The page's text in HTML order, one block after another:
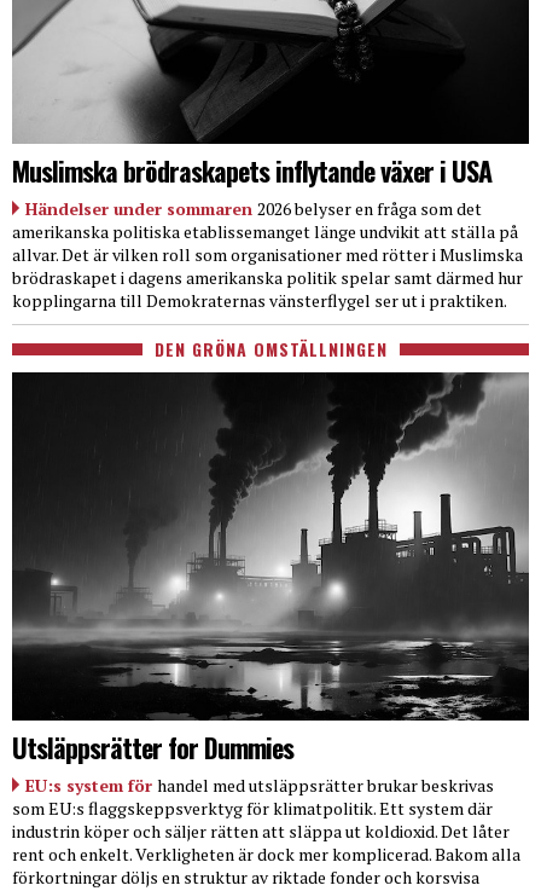
Muslimska brödraskapets inflytande växer i USA
Händelser under sommaren 2026 belyser en fråga som det
amerikanska politiska etablissemanget länge undvikit att ställa på
allvar. Det är vilken roll som organisationer med rötter i Muslimska
brödraskapet i dagens amerikanska politik spelar samt därmed hur
kopplingarna till Demokraternas vänsterflygel ser ut i praktiken.
DEN GRÖNA OMSTÄLLNINGEN
Utsläppsrätter for Dummies
EU:s system för handel med utsläppsrätter brukar beskrivas
som EU:s flaggskeppsverktyg för klimatpolitik. Ett system där
industrin köper och säljer rätten att släppa ut koldioxid. Det låter
rent och enkelt. Verkligheten är dock mer komplicerad. Bakom alla
förkortningar döljs en struktur av riktade fonder och korsvisa